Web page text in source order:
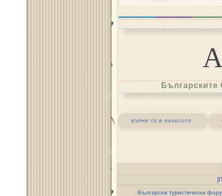
върни се в началото
Български туристически